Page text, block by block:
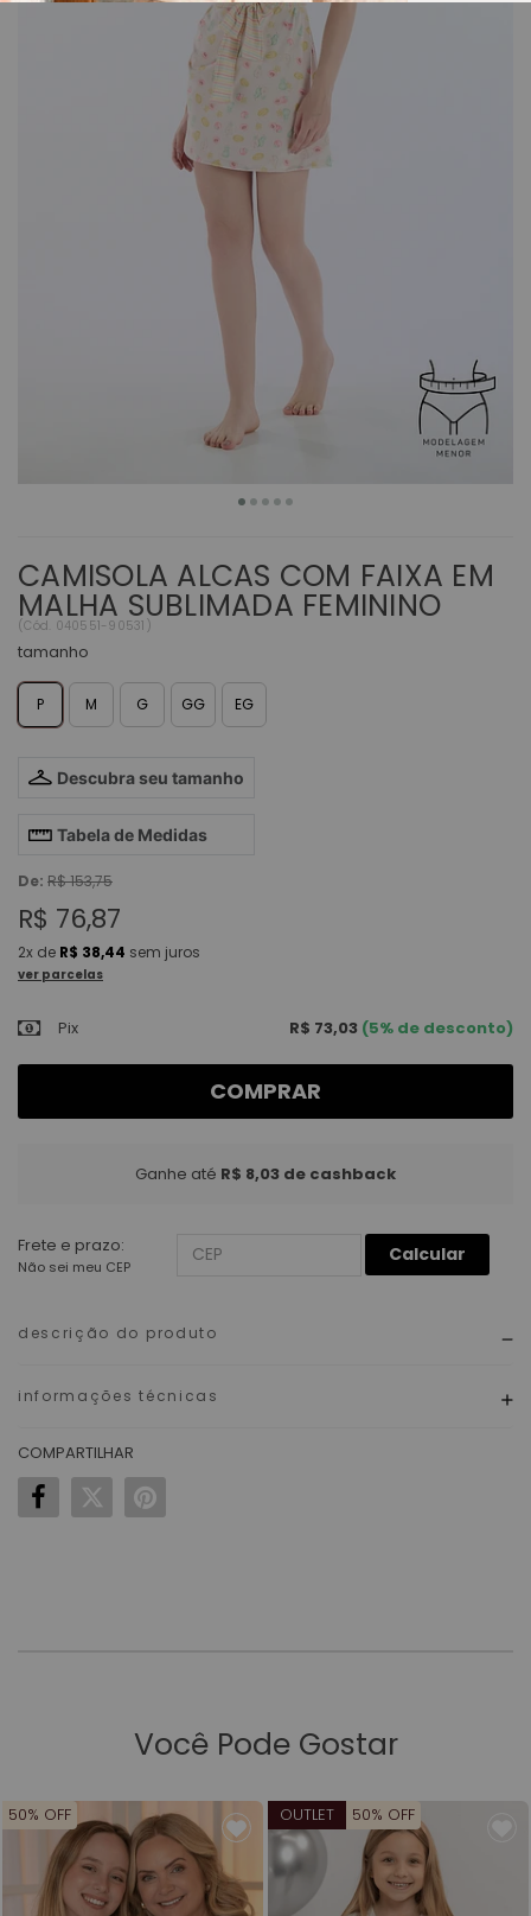
CAMISOLA ALCAS COM FAIXA EM
MALHA SUBLIMADA FEMININO
(Cód. 040551-90531 )
tamanho
P M G GG EG
Descubra seu tamanho
Tabela de Medidas
De: R$ 153,75
R$ 76,87
2x de R$ 38,44 sem juros
ver parcelas
Pix R$ 73,03 (5% de desconto)
COMPRAR
Ganhe até R$ 8,03 de cashback
Frete e prazo:
Não sei meu CEP
Calcular
descrição do produto
informações técnicas
COMPARTILHAR
Você Pode Gostar
50% OFF OUTLET 50% OFF